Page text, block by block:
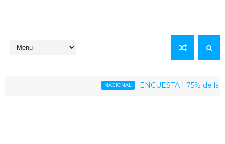
NACIONAL ENCUESTA | 75% de la